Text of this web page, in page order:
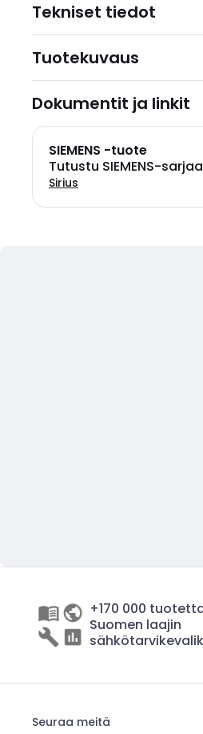
Tekniset tiedot
Tuotekuvaus
Dokumentit ja linkit
SIEMENS -tuote
Tutustu SIEMENS-
Sirius
+170 000
Suomen laajin
Seuraa meitä